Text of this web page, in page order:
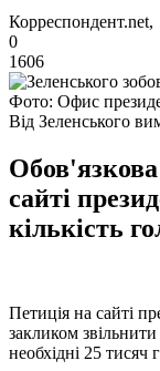
Корреспондент.net,
0
1606
Фото: Офис
Від Зеленського
Обов'язкова
сайті
кількість
Петиція на сайті
закликом
необхідні 25 тисяч